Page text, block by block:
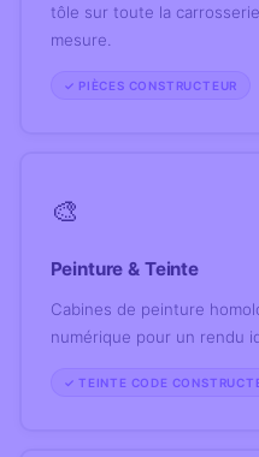
tôle sur toute la
mesure.
✓ PIÈCES CONSTRUCTEUR
🎨
Peinture & Teinte
Cabines de peinture
numérique pour un rendu
✓ TEINTE CODE